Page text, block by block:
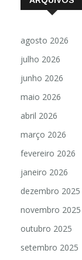
agosto 2026
julho 2026
junho 2026
maio 2026
abril 2026
março 2026
fevereiro 2026
janeiro 2026
dezembro 2025
novembro 2025
outubro 2025
setembro 2025